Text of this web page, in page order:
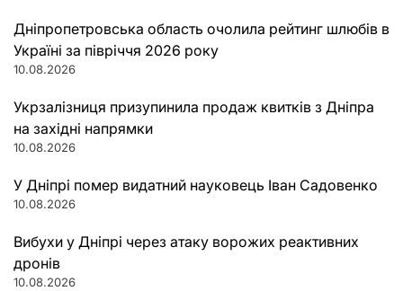
Дніпропетровська область очолила рейтинг шлюбів в
Україні за півріччя 2026 року
10.08.2026
Укрзалізниця призупинила продаж квитків з Дніпра
на західні напрямки
10.08.2026
У Дніпрі помер видатний науковець Іван Садовенко
10.08.2026
Вибухи у Дніпрі через атаку ворожих реактивних
дронів
10.08.2026